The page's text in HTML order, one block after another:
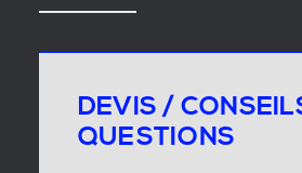
DEVIS /
QUESTIONS